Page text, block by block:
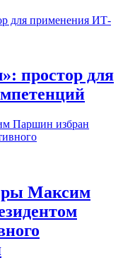
простор для
Максим